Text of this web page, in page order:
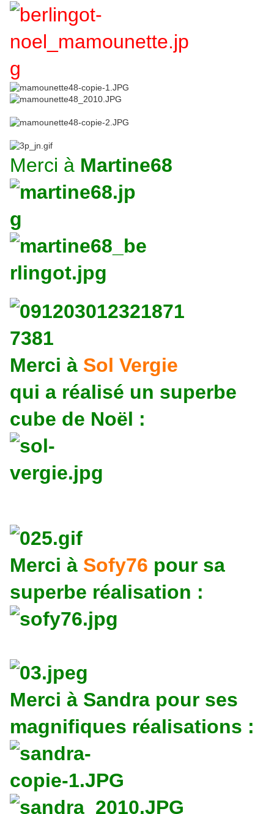
Merci à Martine68
Merci à Sol Vergie
qui a réalisé un superbe
cube de Noël :
Merci à Sofy76 pour sa
superbe réalisation :
Merci à Sandra pour ses
magnifiques réalisations :